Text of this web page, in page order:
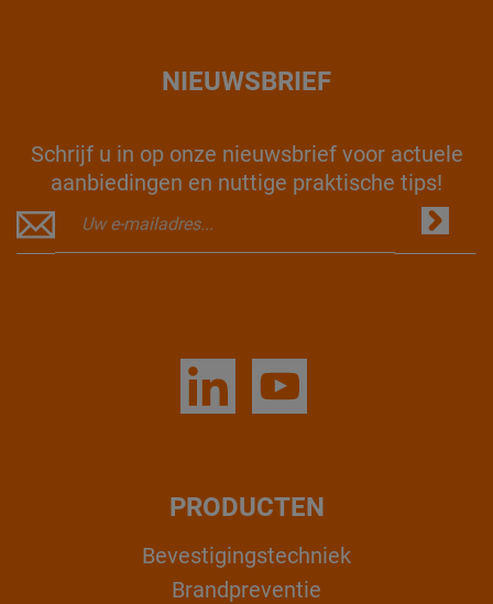
NIEUWSBRIEF
Schrijf u in op onze nieuwsbrief voor actuele
aanbiedingen en nuttige praktische tips!
PRODUCTEN
Bevestigingstechniek
Brandpreventie